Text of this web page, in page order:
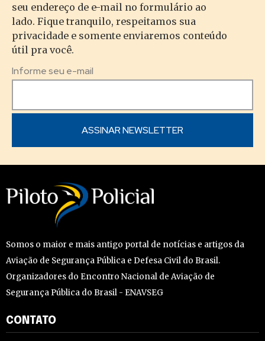
seu endereço de e-mail no formulário ao
lado. Fique tranquilo, respeitamos sua
privacidade e somente enviaremos conteúdo
útil pra você.
Informe seu e-mail
Somos o maior e mais antigo portal de notícias e artigos da
Aviação de Segurança Pública e Defesa Civil do Brasil.
Organizadores do Encontro Nacional de Aviação de
Segurança Pública do Brasil - ENAVSEG
CONTATO